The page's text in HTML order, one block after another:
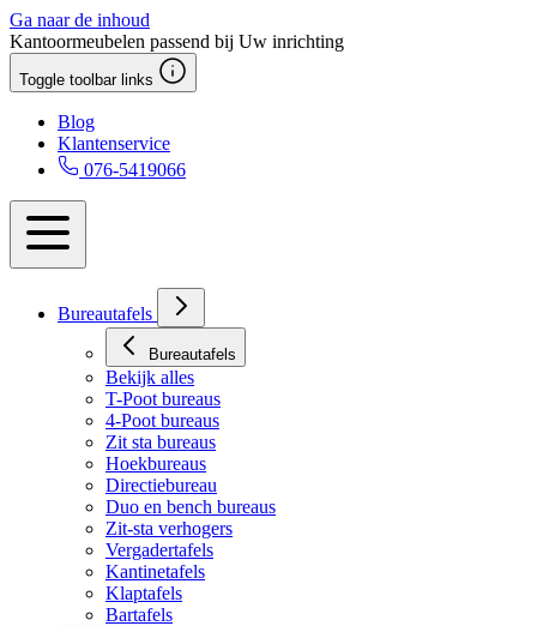
Ga naar de inhoud
Kantoormeubelen passend bij Uw inrichting
Toggle toolbar links
Blog
Klantenservice
076-5419066
Bureautafels
Bureautafels
Bekijk alles
T-Poot bureaus
4-Poot bureaus
Zit sta bureaus
Hoekbureaus
Directiebureau
Duo en bench bureaus
Zit-sta verhogers
Vergadertafels
Kantinetafels
Klaptafels
Bartafels